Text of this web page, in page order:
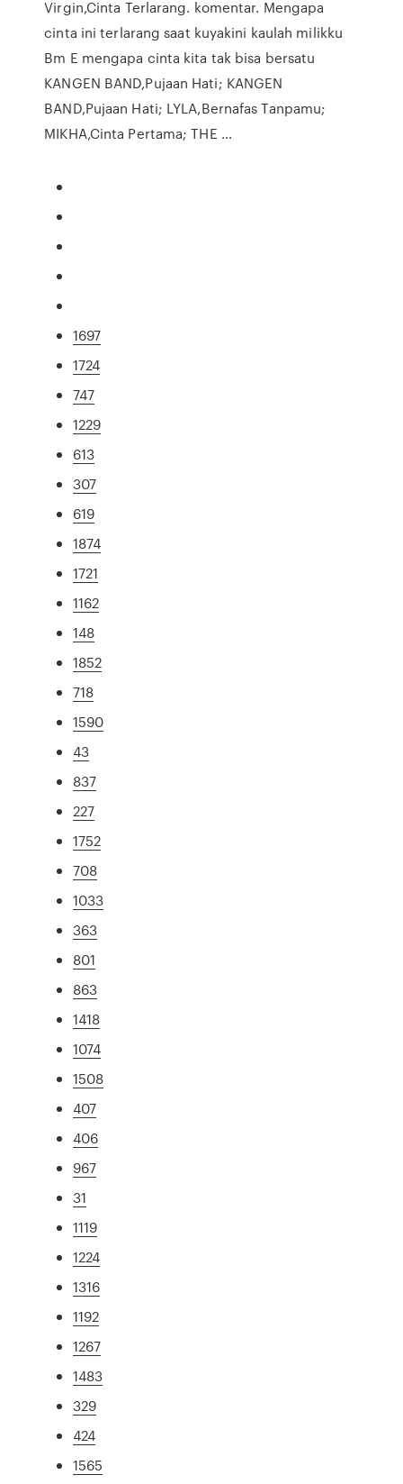
Virgin,Cinta Terlarang. komentar. Mengapa
cinta ini terlarang saat kuyakini kaulah milikku
Bm E mengapa cinta kita tak bisa bersatu
KANGEN BAND,Pujaan Hati; KANGEN
BAND,Pujaan Hati; LYLA,Bernafas Tanpamu;
MIKHA,Cinta Pertama; THE …
1697
1724
747
1229
613
307
619
1874
1721
1162
148
1852
718
1590
43
837
227
1752
708
1033
363
801
863
1418
1074
1508
407
406
967
31
1119
1224
1316
1192
1267
1483
329
424
1565